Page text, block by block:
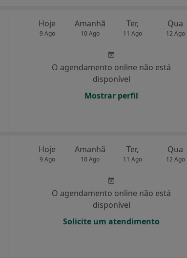
Hoje
9 Ago
Amanhã
10 Ago
Ter,
11 Ago
Qua
12 Ago
O agendamento online não está
disponível
Mostrar perfil
Hoje
9 Ago
Amanhã
10 Ago
Ter,
11 Ago
Qua
12 Ago
O agendamento online não está
disponível
Solicite um atendimento